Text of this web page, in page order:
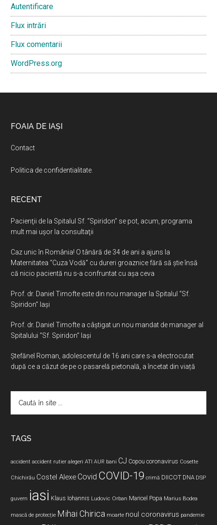
Autentificare
Flux intrări
Flux comentarii
WordPress.org
Footer
FOAIA DE IAȘI
Contact
Politica de confidentialitate
RECENT
Pacienţii de la Spitalul Sf. “Spiridon” se pot, acum, programa
mult mai uşor la consultaţii
Caz unic în România! O tânără de 34 de ani a ajuns la
Maternitatea “Cuza Vodă” cu dureri groaznice fără să ştie însă
că nicio pacientă nu s-a confruntat cu așa ceva
Prof. dr. Daniel Timofte este din nou manager la Spitalul “Sf.
Spiridon” Iaşi
Prof. dr. Daniel Timofte a câștigat un nou mandat de manager al
Spitalului “Sf. Spiridon” Iași
Ştefănel Roman, adolescentul de 16 ani care s-a electrocutat
după ce a căzut de pe o pasarelă pietonală, a încetat din viață
TAGS
accident accident rutier alegeri ATI AUR bani CJ Copou coronavirus Cosette
Chichirău Costel Alexe Covid COVID-19 crimă DIICOT DNA DSP
guvern iasi Klaus Iohannis Ludovic Orban Maricel Popa Marius Bodea
mască de protecție Mihai Chirica moarte noul coronavirus pandemie